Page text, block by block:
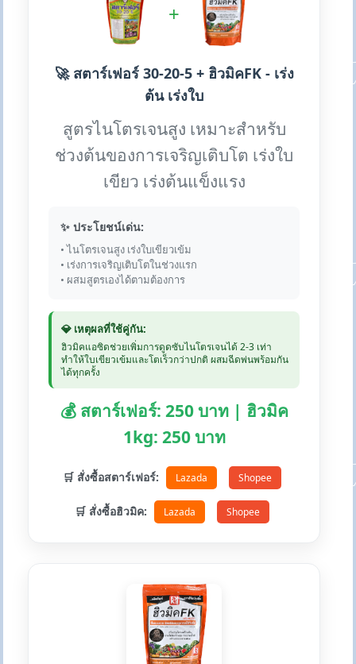
+
🚀 สตาร์เฟอร์ 30-20-5 + ฮิวมิคFK - เร่ง
ต้น เร่งใบ
สูตรไนโตรเจนสูง เหมาะสำหรับ
ช่วงต้นของการเจริญเติบโต เร่งใบ
เขียว เร่งต้นแข็งแรง
✨ ประโยชน์เด่น:
• ไนโตรเจนสูง เร่งใบเขียวเข้ม
• เร่งการเจริญเติบโตในช่วงแรก
• ผสมสูตรเองได้ตามต้องการ
💎 เหตุผลที่ใช้คู่กัน:
ฮิวมิคแอซิดช่วยเพิ่มการดูดซับไนโตรเจนได้ 2-3 เท่า
ทำให้ใบเขียวเข้มและโตเร็วกว่าปกติ ผสมฉีดพ่นพร้อมกัน
ได้ทุกครั้ง
💰 สตาร์เฟอร์: 250 บาท | ฮิวมิค
1kg: 250 บาท
🛒 สั่งซื้อสตาร์เฟอร์: Lazada Shopee
🛒 สั่งซื้อฮิวมิค: Lazada Shopee